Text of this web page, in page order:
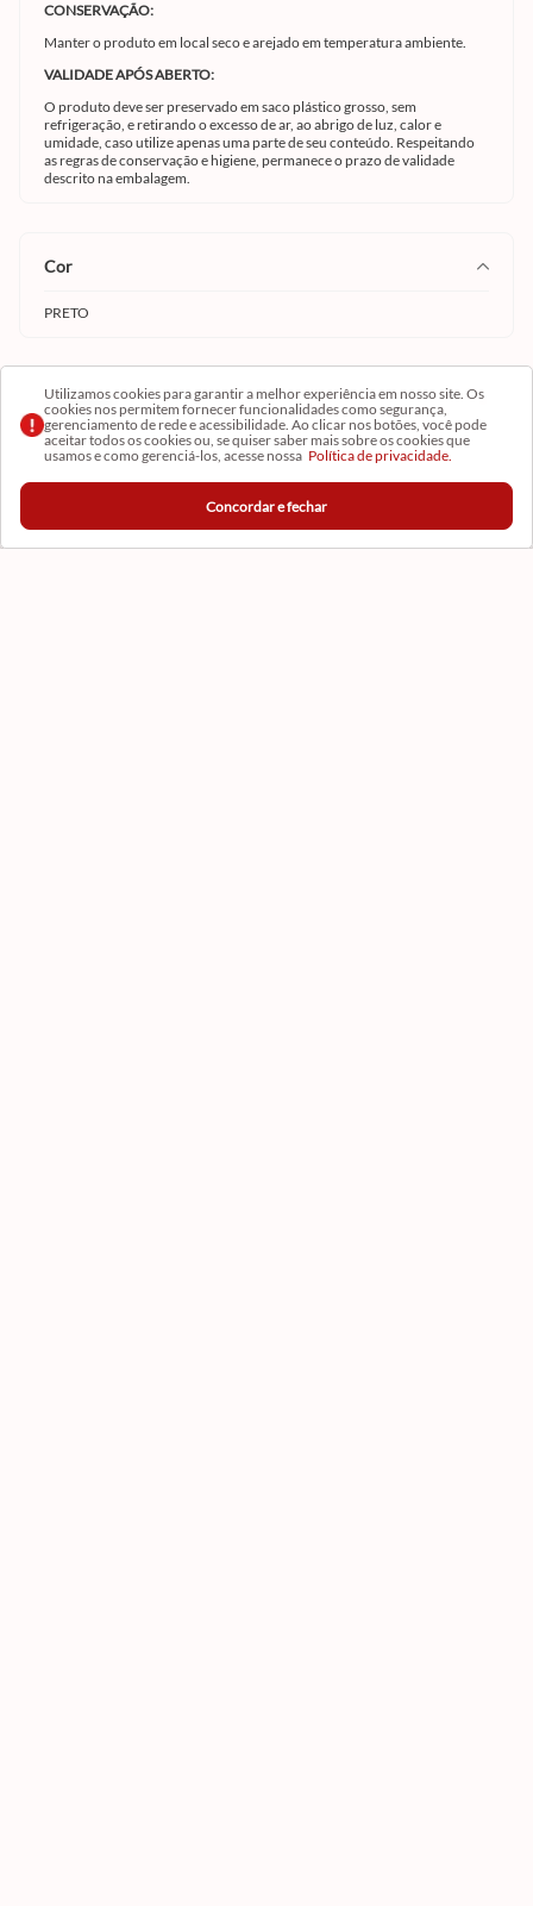
Utilizamos cookies para garantir a melhor experiência em nosso site. Os
cookies nos permitem fornecer funcionalidades como segurança,
gerenciamento de rede e acessibilidade. Ao clicar nos botões, você pode
aceitar todos os cookies ou, se quiser saber mais sobre os cookies que
usamos e como gerenciá-los, acesse nossa Política de privacidade.
Concordar e fechar
CONSERVAÇÃO:
Manter o produto em local seco e arejado em temperatura ambiente.
VALIDADE APÓS ABERTO:
O produto deve ser preservado em saco plástico grosso, sem
refrigeração, e retirando o excesso de ar, ao abrigo de luz, calor e
umidade, caso utilize apenas uma parte de seu conteúdo. Respeitando
as regras de conservação e higiene, permanece o prazo de validade
descrito na embalagem.
cor
PRETO
tamanho
250G